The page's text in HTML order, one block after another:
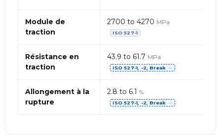
Module de
traction
2700 to 4270 MPa
ISO 527-1
Résistance en
traction
43.9 to 61.7 MPa
ISO 527-1, -2, Break ⋯
Allongement à la
rupture
2.8 to 6.1 %
ISO 527-1, -2, Break ⋯